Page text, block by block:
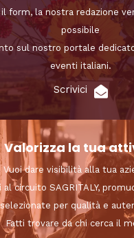
il form, la nostra redazione
possibile
sul nostro portale
eventi italiani.
Scrivici
Valorizza la tua
Vuoi dare visibilità alla tua
al circuito SAGRITALY,
selezionate per qualità e
Fatti trovare da chi cerca il